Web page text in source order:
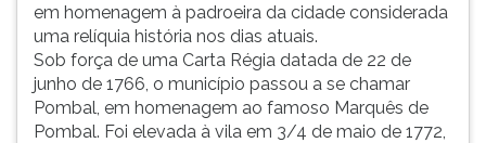
em homenagem à padroeira da cidade considerada
uma relíquia história nos dias atuais.
Sob força de uma Carta Régia datada de 22 de
junho de 1766, o município passou a se chamar
Pombal, em homenagem ao famoso Marquês de
Pombal. Foi elevada à vila em 3/4 de maio de 1772,